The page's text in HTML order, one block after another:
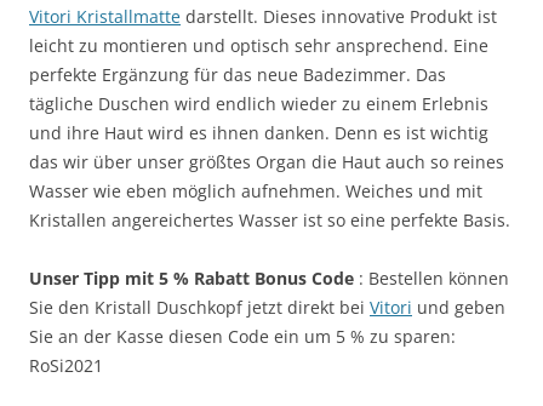
Vitori Kristallmatte darstellt. Dieses innovative Produkt ist
leicht zu montieren und optisch sehr ansprechend. Eine
perfekte Ergänzung für das neue Badezimmer. Das
tägliche Duschen wird endlich wieder zu einem Erlebnis
und ihre Haut wird es ihnen danken. Denn es ist wichtig
das wir über unser größtes Organ die Haut auch so reines
Wasser wie eben möglich aufnehmen. Weiches und mit
Kristallen angereichertes Wasser ist so eine perfekte Basis.
Unser Tipp mit 5 % Rabatt Bonus Code : Bestellen können
Sie den Kristall Duschkopf jetzt direkt bei Vitori und geben
Sie an der Kasse diesen Code ein um 5 % zu sparen:
RoSi2021